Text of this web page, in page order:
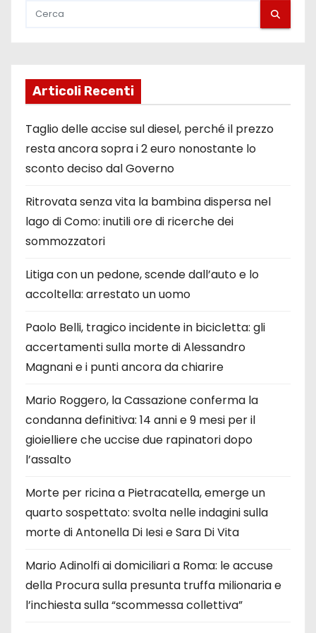
Articoli Recenti
Taglio delle accise sul diesel, perché il prezzo
resta ancora sopra i 2 euro nonostante lo
sconto deciso dal Governo
Ritrovata senza vita la bambina dispersa nel
lago di Como: inutili ore di ricerche dei
sommozzatori
Litiga con un pedone, scende dall’auto e lo
accoltella: arrestato un uomo
Paolo Belli, tragico incidente in bicicletta: gli
accertamenti sulla morte di Alessandro
Magnani e i punti ancora da chiarire
Mario Roggero, la Cassazione conferma la
condanna definitiva: 14 anni e 9 mesi per il
gioielliere che uccise due rapinatori dopo
l’assalto
Morte per ricina a Pietracatella, emerge un
quarto sospettato: svolta nelle indagini sulla
morte di Antonella Di Iesi e Sara Di Vita
Mario Adinolfi ai domiciliari a Roma: le accuse
della Procura sulla presunta truffa milionaria e
l’inchiesta sulla “scommessa collettiva”